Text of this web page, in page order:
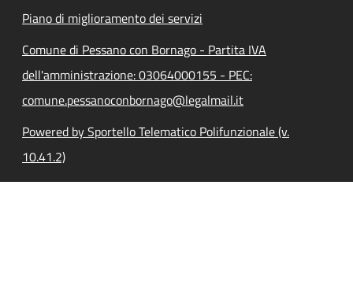
Piano di miglioramento dei servizi
Comune di Pessano con Bornago - Partita IVA
dell'amministrazione: 03064000155 - PEC:
comune.pessanoconbornago@legalmail.it
Powered by Sportello Telematico Polifunzionale (v.
10.41.2)